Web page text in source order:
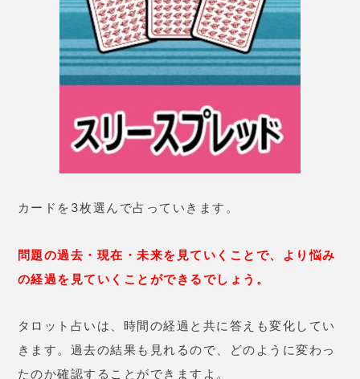
タロット占いの王道ともいえるべき占い方。
っていきます。10枚のカードを選ぶことで、あらゆる
状況を把握することが可能です。